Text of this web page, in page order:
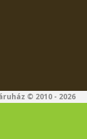
© 2010 - 2026